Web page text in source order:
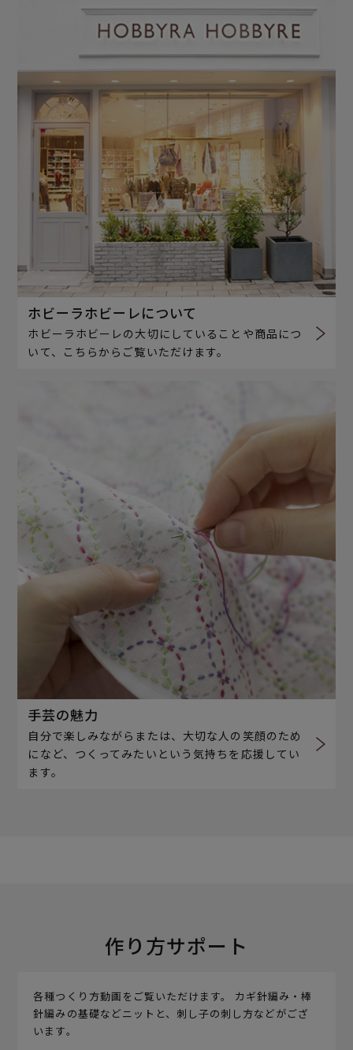
ホビーラホビーレについて
ホビーラホビーレの大切にしていることや商品につ
いて、こちらからご覧いただけます。
手芸の魅力
自分で楽しみながらまたは、大切な人の笑顔のため
になど、つくってみたいという気持ちを応援してい
ます。
作り方サポート
各種つくり方動画をご覧いただけます。 カギ針編み・棒
針編みの基礎などニットと、刺し子の刺し方などがござ
います。